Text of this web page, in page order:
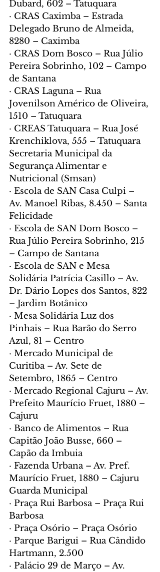
Dubard, 602 – Tatuquara
· CRAS Caximba – Estrada
Delegado Bruno de Almeida,
8280 – Caximba
· CRAS Dom Bosco – Rua Júlio
Pereira Sobrinho, 102 – Campo
de Santana
· CRAS Laguna – Rua
Jovenilson Américo de Oliveira,
1510 – Tatuquara
· CREAS Tatuquara – Rua José
Krenchiklova, 555 – Tatuquara
Secretaria Municipal da
Segurança Alimentar e
Nutricional (Smsan)
· Escola de SAN Casa Culpi –
Av. Manoel Ribas, 8.450 – Santa
Felicidade
· Escola de SAN Dom Bosco –
Rua Júlio Pereira Sobrinho, 215
– Campo de Santana
· Escola de SAN e Mesa
Solidária Patrícia Casillo – Av.
Dr. Dário Lopes dos Santos, 822
– Jardim Botânico
· Mesa Solidária Luz dos
Pinhais – Rua Barão do Serro
Azul, 81 – Centro
· Mercado Municipal de
Curitiba – Av. Sete de
Setembro, 1865 – Centro
· Mercado Regional Cajuru – Av.
Prefeito Maurício Fruet, 1880 –
Cajuru
· Banco de Alimentos – Rua
Capitão João Busse, 660 –
Capão da Imbuia
· Fazenda Urbana – Av. Pref.
Maurício Fruet, 1880 – Cajuru
Guarda Municipal
· Praça Rui Barbosa – Praça Rui
Barbosa
· Praça Osório – Praça Osório
· Parque Barigui – Rua Cândido
Hartmann, 2.500
· Palácio 29 de Março – Av.